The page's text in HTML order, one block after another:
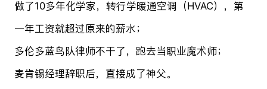
做了10多年化学家，转行学暖通空调（HVAC），第
一年工资就超过原来的薪水；
多伦多蓝鸟队律师不干了，跑去当职业魔术师；
麦肯锡经理辞职后，直接成了神父。